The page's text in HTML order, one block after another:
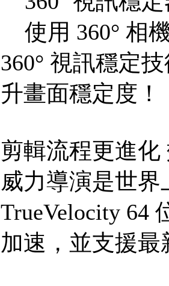
使用 360° 相
360° 視訊穩定
升畫面穩定度！
剪輯流程更進
威力導演是世
TrueVelocity 64
加速，並支援